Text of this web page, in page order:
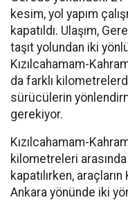
kesim, yol yapım
kapatıldı. Ulaşım,
taşıt yolundan iki
Kızılcahamam-
da farklı
sürücülerin
gerekiyor.
Kızılcahamam-
kilometreleri
kapatılırken,
Ankara yönünde iki